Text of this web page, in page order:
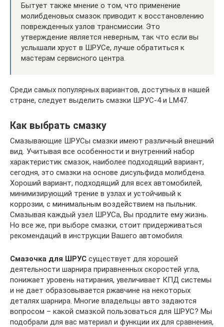
Бытует также мнение о том, что применение
молибденовых смазок приводит к восстановлению
поврежденных узлов трансмиссии. Это
утверждение является неверным, так что если вы
услышали хруст в ШРУСе, лучше обратиться к
мастерам сервисного центра.
Среди самых популярных вариантов, доступных в нашей
стране, следует выделить смазки ШРУС-4 и LM47.
Как выбрать смазку
Смазывающие ШРУСы смазки имеют различный внешний
вид. Учитывая все особенности и внутренний набор
характеристик смазок, наиболее подходящий вариант,
сегодня, это смазки на основе дисульфида молибдена.
Хороший вариант, подходящий для всех автомобилей,
минимизирующий трение в узлах и устойчивый к
коррозии, с минимальным воздействием на пыльник.
Смазывая каждый узел ШРУСа, Вы продлите ему жизнь.
Но все же, при выборе смазки, стоит придерживаться
рекомендаций в инструкции Вашего автомобиля.
Смазочка для ШРУС существует для хорошей
деятельности шарнира приравненных скоростей угла,
понижает уровень натирания, увеличивает КПД системы
и не дает образовывается ржавчине на некоторых
деталях шарнира. Многие владельцы авто задаются
вопросом – какой смазкой пользоваться для ШРУС? Мы
подобрали для вас материал и функции их для сравнения,